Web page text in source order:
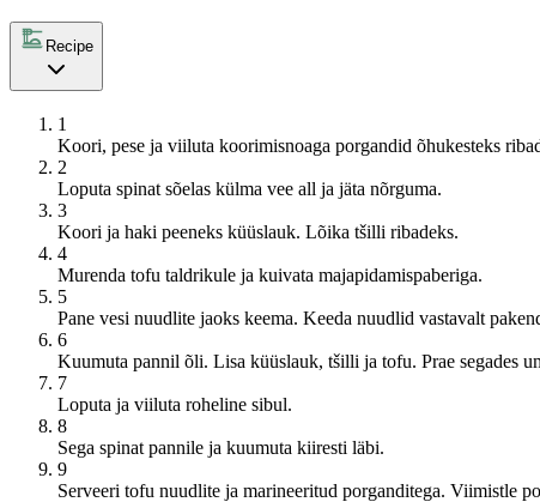
Recipe
1
Koori, pese ja viiluta koorimisnoaga porgandid õhukesteks
2
Loputa spinat sõelas külma vee all ja jäta nõrguma.
3
Koori ja haki peeneks küüslauk. Lõika tšilli ribadeks.
4
Murenda tofu taldrikule ja kuivata majapidamispaberiga.
5
Pane vesi nuudlite jaoks keema. Keeda nuudlid vastavalt
6
Kuumuta pannil õli. Lisa küüslauk, tšilli ja tofu. Prae segades
7
Loputa ja viiluta roheline sibul.
8
Sega spinat pannile ja kuumuta kiiresti läbi.
9
Serveeri tofu nuudlite ja marineeritud porganditega. Viimistle